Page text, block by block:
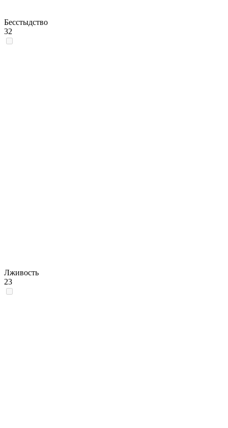
Бесстыдство
32
Лживость
23